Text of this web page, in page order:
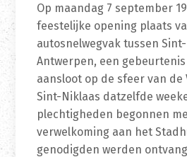
Op maandag 7 september
feestelijke opening plaats
autosnelwegvak tussen
Antwerpen, een
aansloot op de sfeer van
Sint-Niklaas datzelfde
plechtigheden begonnen
verwelkoming aan het
genodigden werden